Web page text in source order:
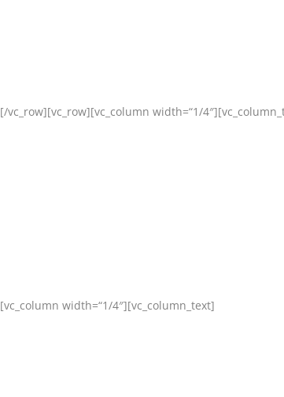
vc_row][vc_row][vc_column width=“1/
width=“1/4″][vc_column_text]